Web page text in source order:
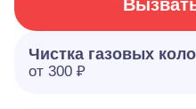
Чистка газовых
от 300 ₽